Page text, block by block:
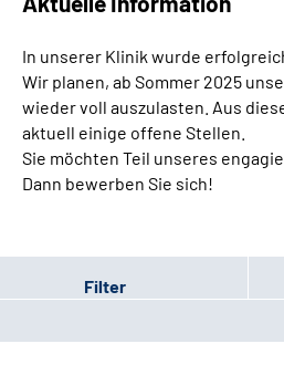
In unserer Klinik wurde
Wir planen, ab Sommer 2025
wieder voll auszulasten. Aus
aktuell einige offene Stellen.
Sie möchten Teil unseres
Dann bewerben Sie sich!
Filter